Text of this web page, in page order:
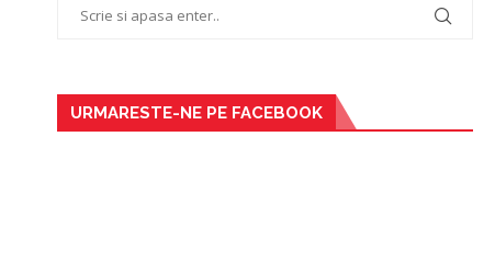
URMARESTE-NE PE FACEBOOK